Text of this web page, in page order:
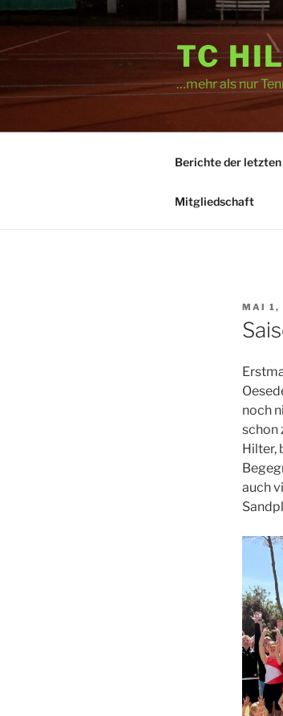
Zum
Inhalt
springen
TC
…mehr als nur
Berichte der letzten
Mitgliedschaft
AM
MAI 1,
noch
schon
Hilter,
auch